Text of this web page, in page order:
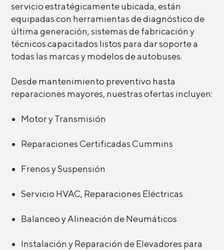
servicio estratégicamente ubicada, están
equipadas con herramientas de diagnóstico de
última generación, sistemas de fabricación y
técnicos capacitados listos para dar soporte a
todas las marcas y modelos de autobuses.
Desde mantenimiento preventivo hasta
reparaciones mayores, nuestras ofertas incluyen:
Motor y Transmisión
Reparaciones Certificadas Cummins
Frenos y Suspensión
Servicio HVAC, Reparaciones Eléctricas
Balanceo y Alineación de Neumáticos
Instalación y Reparación de Elevadores para